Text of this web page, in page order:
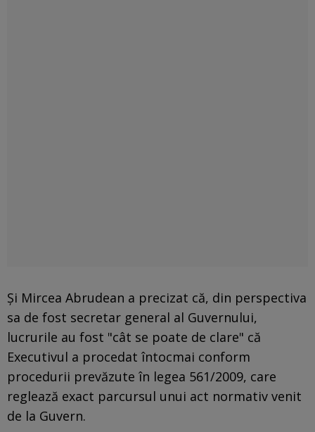
Şi Mircea Abrudean a precizat că, din perspectiva
sa de fost secretar general al Guvernului,
lucrurile au fost "cât se poate de clare" că
Executivul a procedat întocmai conform
procedurii prevăzute în legea 561/2009, care
reglează exact parcursul unui act normativ venit
de la Guvern.